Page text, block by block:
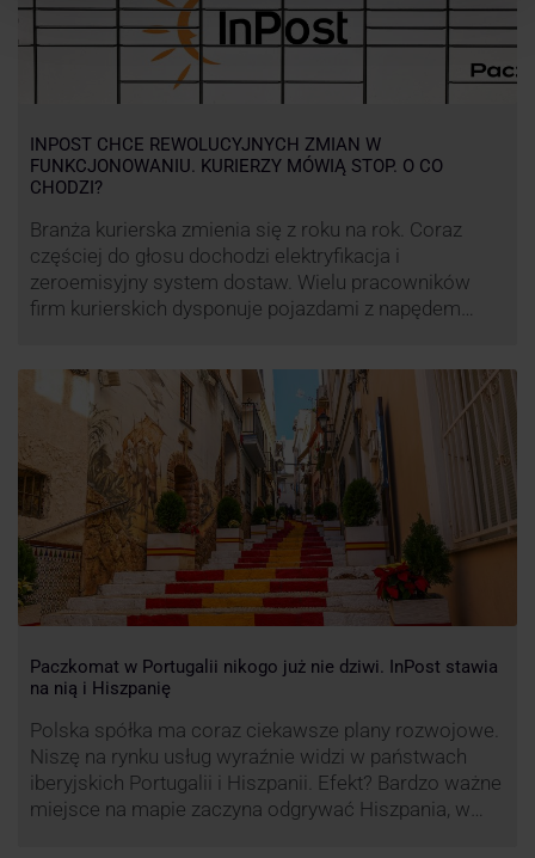
INPOST CHCE REWOLUCYJNYCH ZMIAN W
FUNKCJONOWANIU. KURIERZY MÓWIĄ STOP. O CO
CHODZI?
Branża kurierska zmienia się z roku na rok. Coraz
częściej do głosu dochodzi elektryfikacja i
zeroemisyjny system dostaw. Wielu pracowników
firm kurierskich dysponuje pojazdami z napędem
ale też sposobie rozliczania pracy postanowił
wprowadzić również InPost. To wzbudziło ogromny
sprzeciw pracowników …
Paczkomat w Portugalii nikogo już nie dziwi. InPost stawia
na nią i Hiszpanię
Polska spółka ma coraz ciekawsze plany rozwojowe.
Niszę na rynku usług wyraźnie widzi w państwach
iberyjskich Portugalii i Hiszpanii. Efekt? Bardzo ważne
miejsce na mapie zaczyna odgrywać Hiszpania, w